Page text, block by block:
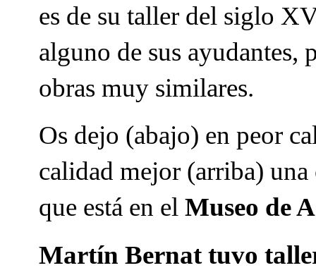
es de su taller del siglo
alguno de sus ayudantes,
obras muy similares.
Os dejo (abajo) en peor
calidad mejor (arriba)
que está en el Museo de
Martín Bernat tuvo